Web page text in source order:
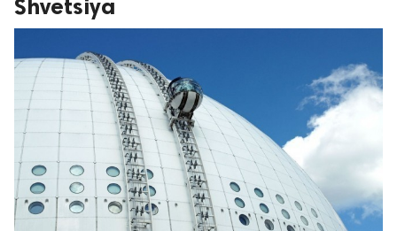
Shvetsiya